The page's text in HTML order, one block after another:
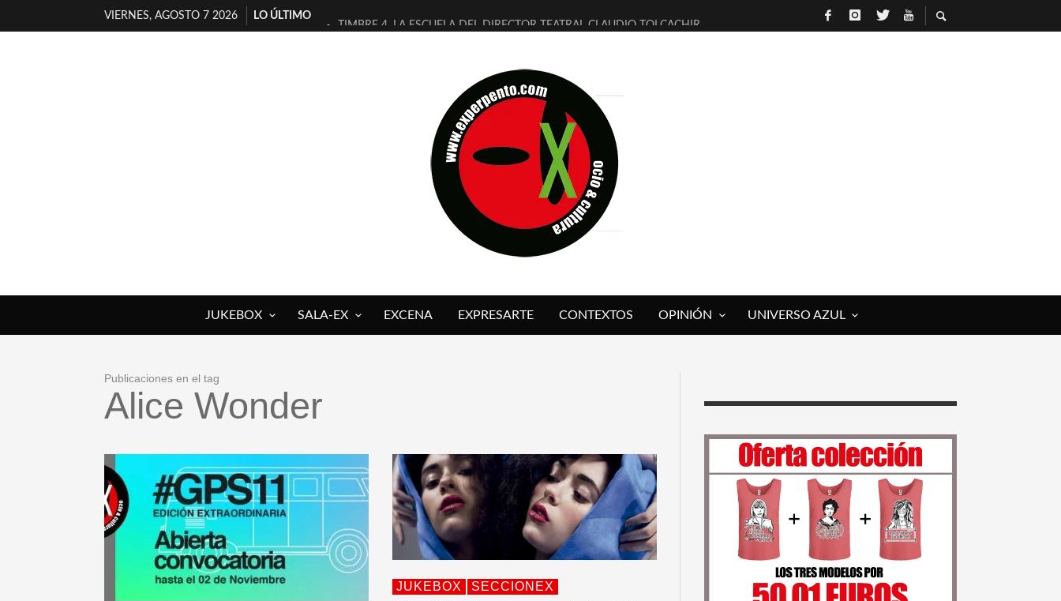
VIERNES, AGOSTO 7 2026
LO ÚLTIMO
TIMBRE 4, LA ESCUELA DEL DIRECTOR TEATRAL CLAUDIO TOLCACHIR
MILITARES JUDÍAS EN #EXVITA
D’BALDOMEROS REINVENTAN [BITÁCORA 3.0] EN EXVITA
MARSHALL FLASH PRESENTA EN EXVITA [RELATIVA SENCILLEZ]
JOFRE BARDAGÍ EN EXVITA INTERPRETANDO A SERRAT
YORCH PRESENTA [CURSO DE ARMONÍA PERSECUTORIA] EN EXVITA
MAGALÍ SARE NOS EXPLICA [DESCASADA]
«NO TENGO PUTOS SUEÑOS»
JUKEBOX SALA-EX EXCENA EXPRESARTE CONTEXTOS OPINIÓN UNIVERSO AZUL
Publicaciones en el tag
Alice Wonder
JUKEBOX SECCIONEX